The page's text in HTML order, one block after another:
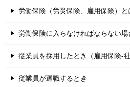
労働保険（労災保険、雇用保険）と
労働保険に入らなければならない場
従業員を採用したとき（雇用保険-社
従業員が退職するとき